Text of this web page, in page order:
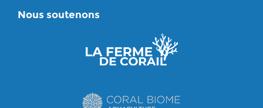
Nous soutenons